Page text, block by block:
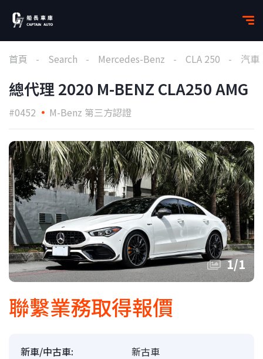
首頁 Search Mercedes-Benz CLA 250 汽車
總代理 2020 M-BENZ CLA250 AMG
#0452 M-Benz 第三方認證
1/1
聯繫業務取得報價
新車/中古車:
新古車